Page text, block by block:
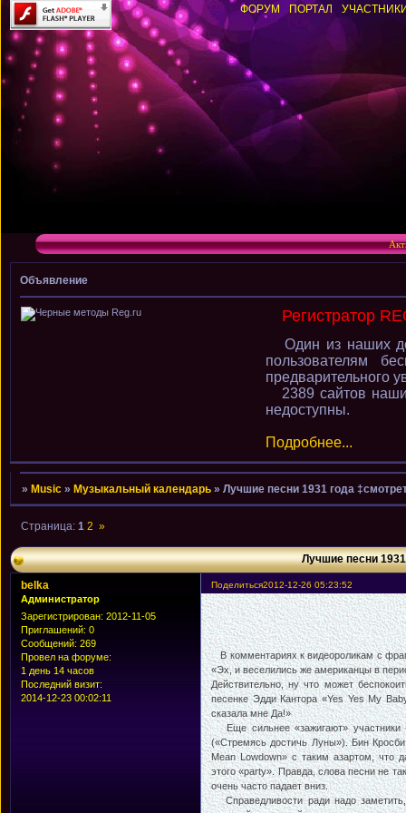
ФОРУМ ПОРТАЛ
Объявление
Регистратор
Один из наших
пользователям
предварительного
2389 сайтов
недоступны.
Подробнее...
»Music »Музыкальный календарь »Лучшие песни 1931 года
Лучшие песни
Страница:1 2 »
Поделиться2012-12-26 05:23:52
belka
Администратор
Зарегистрирован: 2012-11-05
Приглашений: 0
Сообщений: 269
Провел на форуме:
1 день 14 часов
Последний визит:
2014-12-23 00:02:11
В комментариях к видеороликам с
«Эх, и веселились же американцы в
Действительно, ну что может
песенке Эдди Кантора «Yes Yes My
сказала мне Да!»
Еще сильнее «зажигают» участники
(«Стремясь достичь Луны»). Бин
Mean Lowdown» с таким азартом, что
этого «party». Правда, слова песни не
очень часто падает вниз.
Справедливости ради надо